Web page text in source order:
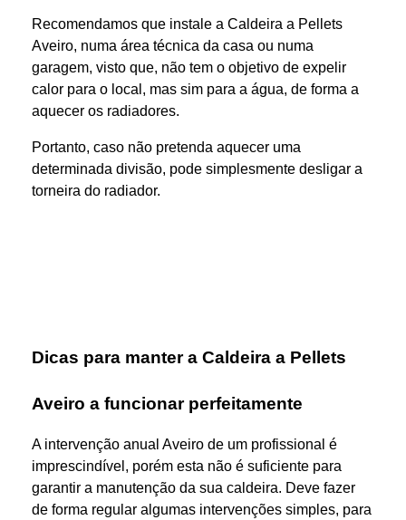
Recomendamos que instale a Caldeira a Pellets
Aveiro, numa área técnica da casa ou numa
garagem, visto que, não tem o objetivo de expelir
calor para o local, mas sim para a água, de forma a
aquecer os radiadores.
Portanto, caso não pretenda aquecer uma
determinada divisão, pode simplesmente desligar a
torneira do radiador.
Dicas para manter a Caldeira a Pellets
Aveiro a funcionar perfeitamente
A intervenção anual Aveiro de um profissional é
imprescindível, porém esta não é suficiente para
garantir a manutenção da sua caldeira. Deve fazer
de forma regular algumas intervenções simples, para